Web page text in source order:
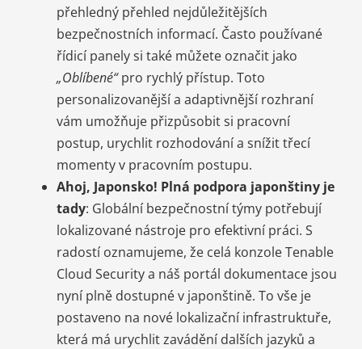
přehledný přehled nejdůležitějších
bezpečnostních informací. Často používané
řídicí panely si také můžete označit jako
„Oblíbené“pro rychlý přístup. Toto
personalizovanější a adaptivnější rozhraní
vám umožňuje přizpůsobit si pracovní
postup, urychlit rozhodování a snížit třecí
momenty v pracovním postupu.
Ahoj, Japonsko! Plná podpora japonštiny je
tady: Globální bezpečnostní týmy potřebují
lokalizované nástroje pro efektivní práci. S
radostí oznamujeme, že celá konzole Tenable
Cloud Security a náš portál dokumentace jsou
nyní plně dostupné v japonštině. To vše je
postaveno na nové lokalizační infrastruktuře,
která má urychlit zavádění dalších jazyků a